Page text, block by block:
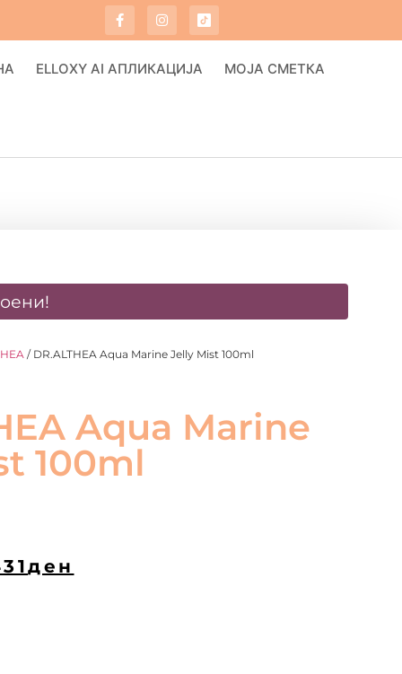
ELLOXY AI АПЛИКАЦИЈА МОЈА СМЕТКА
/ DR.ALTHEA Aqua Marine Jelly Mist 100ml
Aqua Marine
100ml
ден